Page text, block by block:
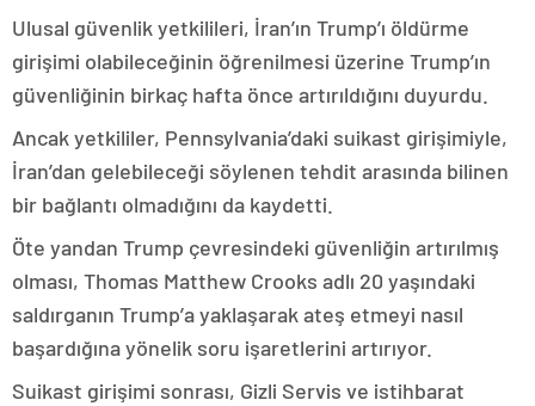
Ulusal güvenlik yetkilileri, İran’ın Trump’ı öldürme
girişimi olabileceğinin öğrenilmesi üzerine Trump’ın
güvenliğinin birkaç hafta önce artırıldığını duyurdu.
Ancak yetkililer, Pennsylvania’daki suikast girişimiyle,
İran’dan gelebileceği söylenen tehdit arasında bilinen
bir bağlantı olmadığını da kaydetti.
Öte yandan Trump çevresindeki güvenliğin artırılmış
olması, Thomas Matthew Crooks adlı 20 yaşındaki
saldırganın Trump’a yaklaşarak ateş etmeyi nasıl
başardığına yönelik soru işaretlerini artırıyor.
Suikast girişimi sonrası, Gizli Servis ve istihbarat